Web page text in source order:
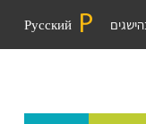
Русский